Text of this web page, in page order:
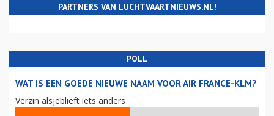
PARTNERS VAN LUCHTVAARTNIEUWS.NL!
POLL
WAT IS EEN GOEDE NIEUWE NAAM VOOR AIR FRANCE-KLM?
Verzin alsjeblieft iets anders